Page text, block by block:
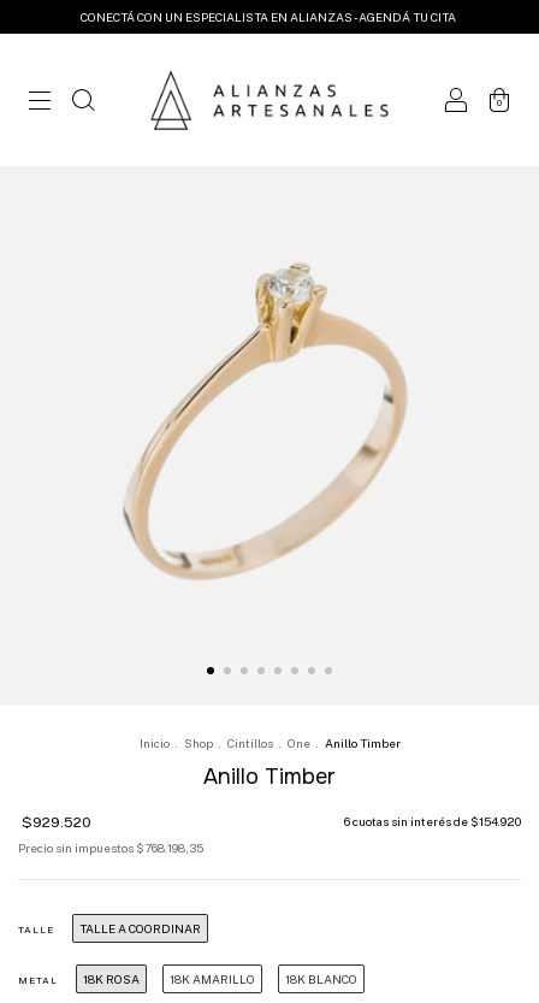
CONECTÁ CON UN ESPECIALISTA EN ALIANZAS - AGENDÁ TU CITA
0
Inicio Shop Cintillos One Anillo Timber
Anillo Timber
$929.520 6cuotas sin interés de $154.920
Precio sin impuestos $768.198,35
TALLE TALLE A COORDINAR
METAL 18K ROSA 18K AMARILLO 18K BLANCO